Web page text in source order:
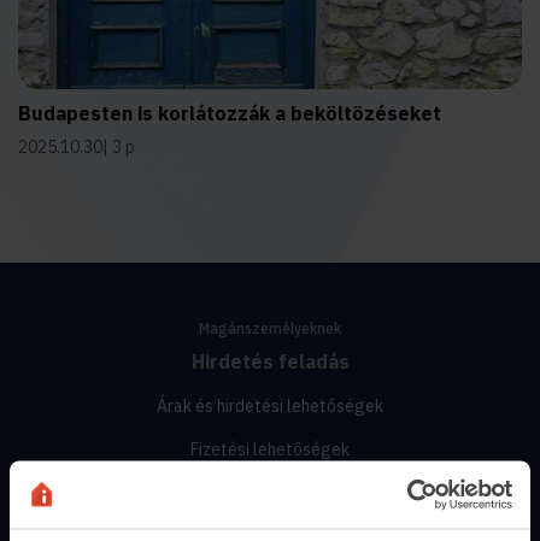
Budapesten is korlátozzák a beköltözéseket
2025.10.30 3 p
Magánszemélyeknek
Hirdetés feladás
Árak és hirdetési lehetőségek
Fizetési lehetőségek